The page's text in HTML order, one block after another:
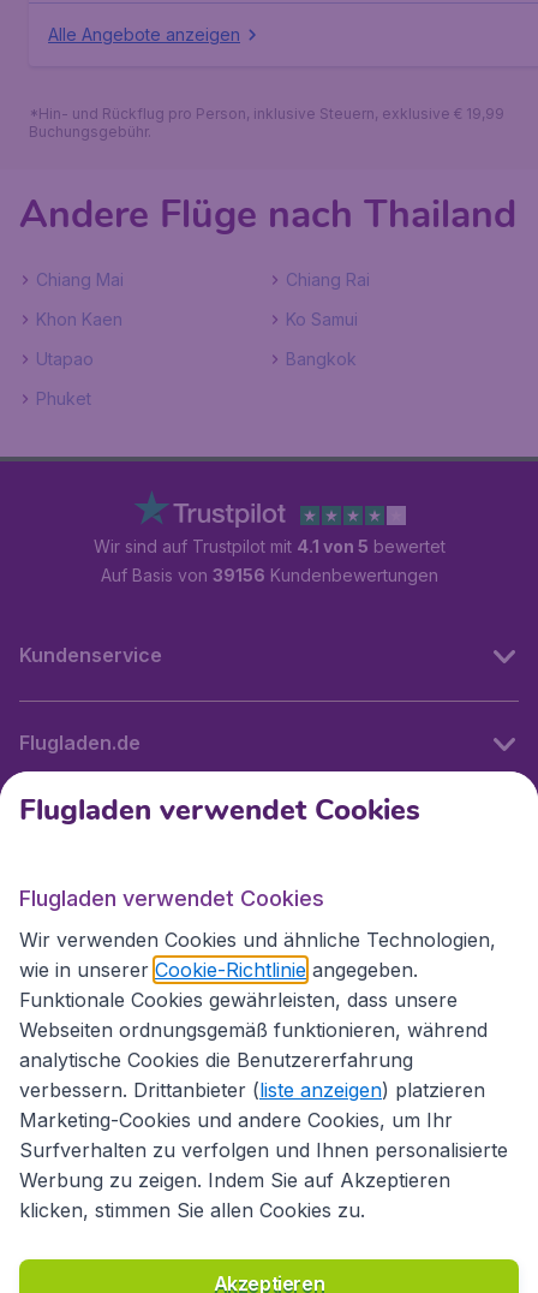
Alle Angebote anzeigen
*Hin- und Rückflug pro Person, inklusive Steuern, exklusive € 19,99
Buchungsgebühr.
Andere Flüge nach Thailand
Chiang Mai
Chiang Rai
Khon Kaen
Ko Samui
Utapao
Bangkok
Phuket
Wir sind auf Trustpilot mit 4.1 von 5 bewertet
Auf Basis von 39156 Kundenbewertungen
Kundenservice
Flugladen.de
Internationale Webseiten
Folgen Sie uns:
Richtlinien und Bedingungen
Flugladen verwendet Cookies
Flugladen verwendet Cookies
Wir verwenden Cookies und ähnliche Technologien,
wie in unserer Cookie-Richtlinie angegeben.
Funktionale Cookies gewährleisten, dass unsere
Webseiten ordnungsgemäß funktionieren, während
analytische Cookies die Benutzererfahrung
verbessern. Drittanbieter (liste anzeigen) platzieren
Marketing-Cookies und andere Cookies, um Ihr
Surfverhalten zu verfolgen und Ihnen personalisierte
Werbung zu zeigen. Indem Sie auf Akzeptieren
klicken, stimmen Sie allen Cookies zu.
Akzeptieren